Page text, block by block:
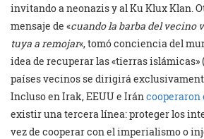
invitando a neonazis y al Ku Klux Klan.
mensaje de «cuando la barba del vecino
tuya a remojar«, tomó conciencia del
idea de recuperar las «tierras
países vecinos se dirigirá
Incluso en Irak, EEUU e Iráncooperaron
existir una tercera línea: proteger los
vez de cooperar con el imperialismo o